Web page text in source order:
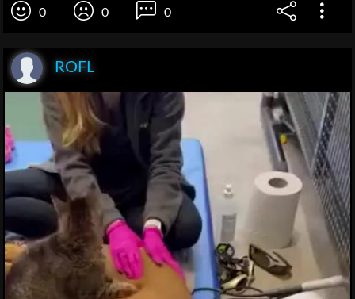
0 0 0
ROFL